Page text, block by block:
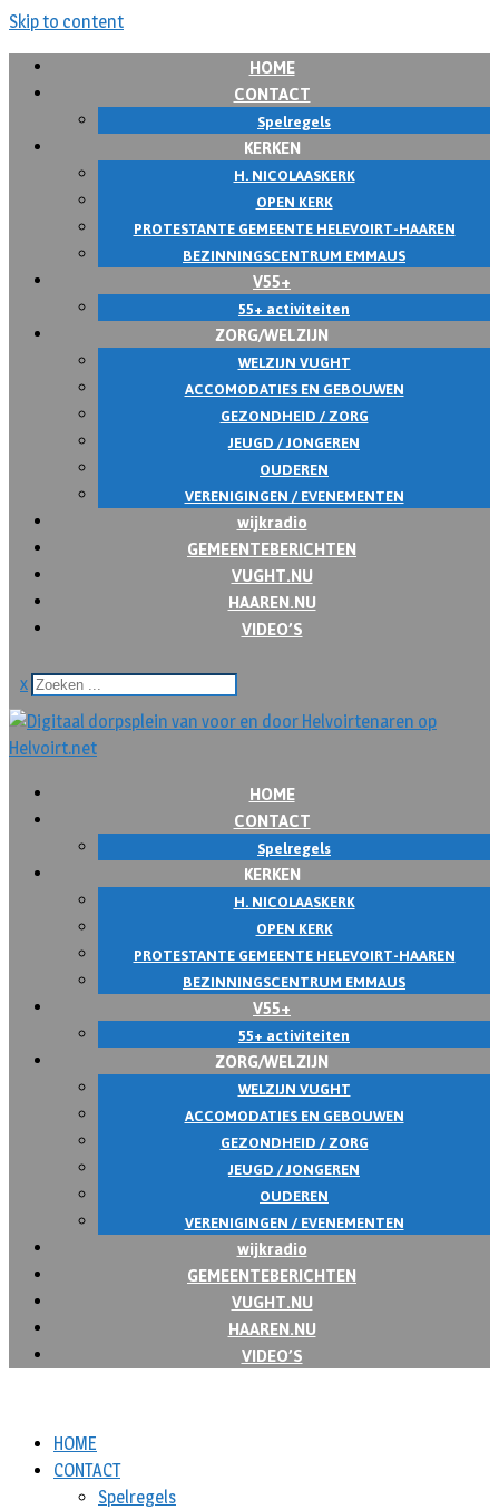
Skip to content
HOME
CONTACT
Spelregels
KERKEN
H. NICOLAASKERK
OPEN KERK
PROTESTANTE GEMEENTE HELEVOIRT-HAAREN
BEZINNINGSCENTRUM EMMAUS
V55+
55+ activiteiten
ZORG/WELZIJN
WELZIJN VUGHT
ACCOMODATIES EN GEBOUWEN
GEZONDHEID / ZORG
JEUGD / JONGEREN
OUDEREN
VERENIGINGEN / EVENEMENTEN
wijkradio
GEMEENTEBERICHTEN
VUGHT.NU
HAAREN.NU
VIDEO’S
x
HOME
CONTACT
Spelregels
KERKEN
H. NICOLAASKERK
OPEN KERK
PROTESTANTE GEMEENTE HELEVOIRT-HAAREN
BEZINNINGSCENTRUM EMMAUS
V55+
55+ activiteiten
ZORG/WELZIJN
WELZIJN VUGHT
ACCOMODATIES EN GEBOUWEN
GEZONDHEID / ZORG
JEUGD / JONGEREN
OUDEREN
VERENIGINGEN / EVENEMENTEN
wijkradio
GEMEENTEBERICHTEN
VUGHT.NU
HAAREN.NU
VIDEO’S
HOME
CONTACT
Spelregels